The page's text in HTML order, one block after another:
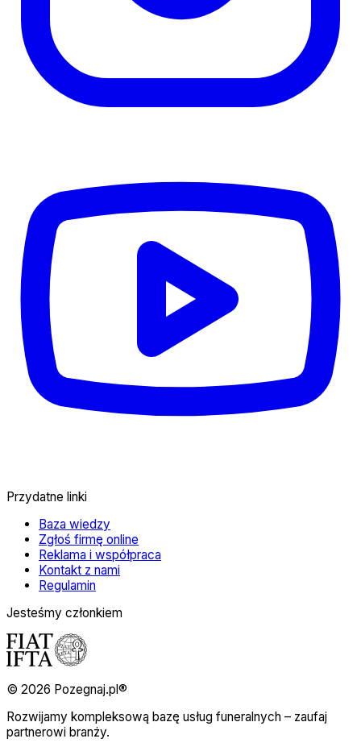
Przydatne linki
Baza wiedzy
Zgłoś firmę online
Reklama i współpraca
Kontakt z nami
Regulamin
Jesteśmy członkiem
© 2026 Pozegnaj.pl®
Rozwijamy kompleksową bazę usług funeralnych – zaufaj
partnerowi branży.